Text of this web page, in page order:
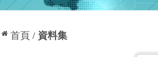
首頁 資料集